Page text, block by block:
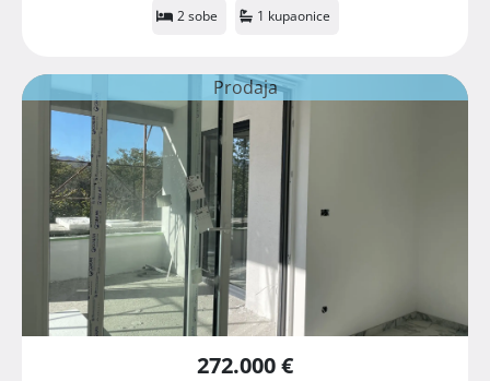
2 sobe 1 kupaonice
Prodaja
272.000 €